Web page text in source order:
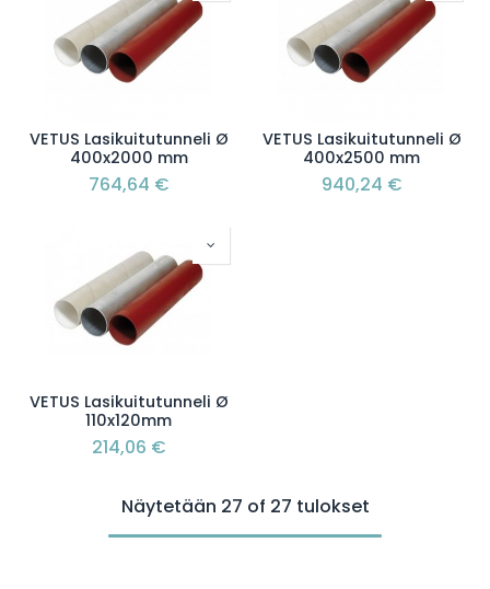
VETUS Lasikuitutunneli Ø
400x2000 mm
764,64 €
VETUS Lasikuitutunneli Ø
400x2500 mm
940,24 €
VETUS Lasikuitutunneli Ø
110x120mm
214,06 €
Näytetään 27 of 27 tulokset